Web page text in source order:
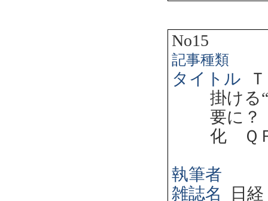
No15
記事種類
タイトル
掛ける
要に
化 Ｑ
執筆者
雑誌名
日